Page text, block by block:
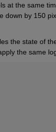
at the same
by 150
the state of
the same